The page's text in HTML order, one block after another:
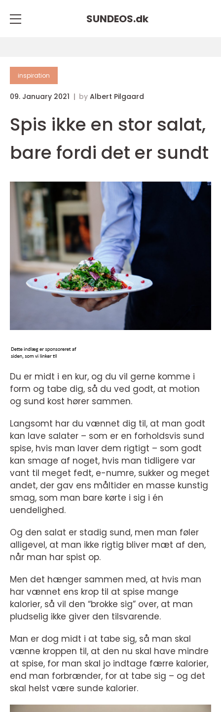
SUNDEOS.dk
inspiration
09. January 2021 by Albert Pilgaard
Spis ikke en stor salat,
bare fordi det er sundt
Du er midt i en kur, og du vil gerne komme i
form og tabe dig, så du ved godt, at motion
og sund kost hører sammen.
Langsomt har du vænnet dig til, at man godt
kan lave salater – som er en forholdsvis sund
spise, hvis man laver dem rigtigt – som godt
kan smage af noget, hvis man tidligere var
vant til meget fedt, e-numre, sukker og meget
andet, der gav ens måltider en masse kunstig
smag, som man bare kørte i sig i én
uendelighed.
Og den salat er stadig sund, men man føler
alligevel, at man ikke rigtig bliver mæt af den,
når man har spist op.
Men det hænger sammen med, at hvis man
har vænnet ens krop til at spise mange
kalorier, så vil den “brokke sig” over, at man
pludselig ikke giver den tilsvarende.
Man er dog midt i at tabe sig, så man skal
vænne kroppen til, at den nu skal have mindre
at spise, for man skal jo indtage færre kalorier,
end man forbrænder, for at tabe sig – og det
skal helst være sunde kalorier.